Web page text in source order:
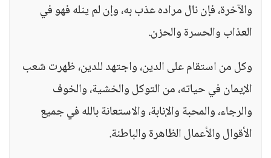
والآخرة، فإن نال مراده عذب به، وإن لم ينله فهو في
العذاب والحسرة والحزن.
وكل من استقام على الدين، واجتهد للدين، ظهرت شعب
الإيمان في حياته، من التوكل والخشية، والخوف
والرجاء، والمحبة والإنابة، والاستعانة بالله في جميع
الأقوال والأعمال الظاهرة والباطنة.